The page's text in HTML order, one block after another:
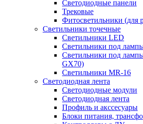
Светодиодные панели
Трековые
Фитосветильники (для
Светильники точечные
Светильники LED
Светильники под
Светильники под
GX70)
Светильники MR-16
Светодиодная лента
Светодиодные модули
Светодиодная лента
Профиль и акссесуары
Блоки питания,